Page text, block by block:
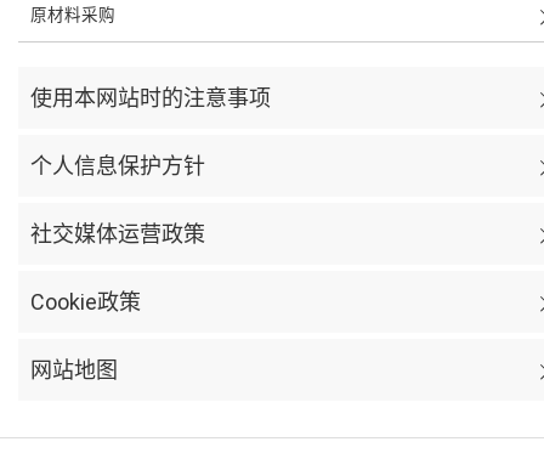
原材料采购
使用本网站时的注意事项
个人信息保护方针
社交媒体运营政策
Cookie政策
网站地图